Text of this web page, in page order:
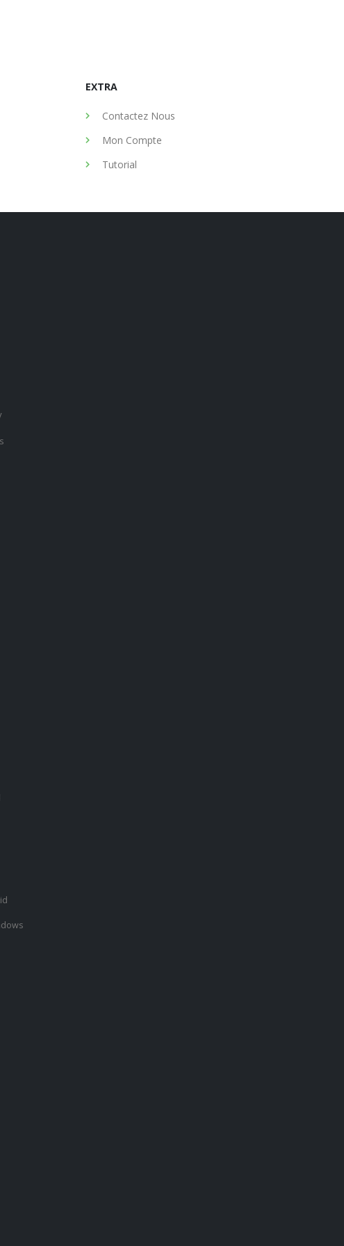
EXTRA
Contactez Nous
Mon Compte
Tutorial